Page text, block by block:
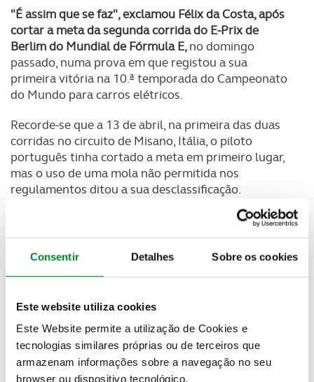
Consentir Detalhes Sobre os cookies
Este website utiliza cookies
Este Website permite a utilização de Cookies e
tecnologias similares próprias ou de terceiros que
armazenam informações sobre a navegação no seu
browser ou dispositivo tecnológico.
"É assim que se faz", exclamou Félix da Costa, após
cortar a meta da segunda corrida do E-Prix de
Berlim do Mundial de Fórmula E,no domingo
passado, numa prova em que registou a sua
primeira vitória na 10.ª temporadado Campeonato
do Mundo para carros elétricos.
Recorde-se que a 13 de abril, na primeira das duas
corridas no circuito de Misano, Itália, o piloto
português tinha cortado a meta em primeiro lugar,
mas o uso de uma mola não permitida nos
regulamentos ditou a sua desclassificação.
Até aí, o piloto da Porsche vinha em ritmo de
ascensão na tabela, tendo conquistado um 16º e um
14º lugar nas duas corridas na Arábia Saudita, um
desclassificação, ficou-se pelo 17º lugar.
em Berlim num 6º lugar.